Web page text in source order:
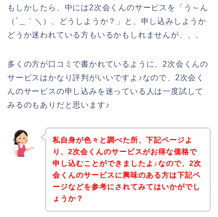
もしかしたら、中には2次会くんのサービスを「う～ん
（´＿｀＼）、どうしようか？」と、申し込みしようか
どうか迷われている方もいるかもしれませんが、、、
多くの方が口コミで書かれているように、2次会くんの
サービスはかなり評判がいいですよ♪なので、2次会く
んのサービスの申し込みを迷っている人は一度試して
みるのもありだと思います♪
私自身が色々と調べた所、下記ページよ
り、2次会くんのサービスがお得な価格で
申し込むことができましたよ♪なので、2次
会くんのサービスに興味のある方は下記ペ
ージなどを参考にされてみてはいかがでし
ょうか？